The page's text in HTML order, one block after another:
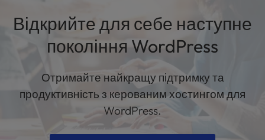
Відкрийте для себе наступне
покоління WordPress
Отримайте найкращу підтримку та
продуктивність з керованим хостингом для
WordPress.